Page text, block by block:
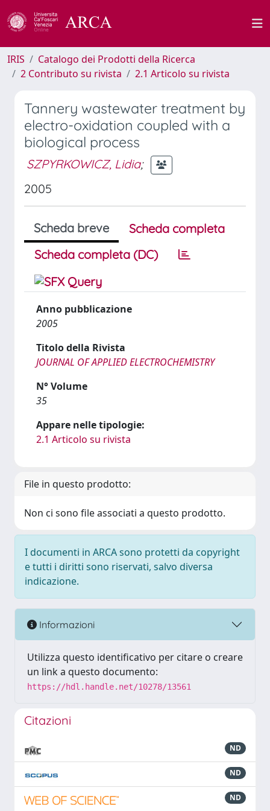
IRIS
Catalogo dei Prodotti della Ricerca
2 Contributo su rivista
2.1 Articolo su rivista
Tannery wastewater treatment by
electro-oxidation coupled with a
biological process
SZPYRKOWICZ, Lidia;
2005
Scheda breve
Scheda completa
Scheda completa (DC)
Anno pubblicazione
2005
Titolo della Rivista
JOURNAL OF APPLIED ELECTROCHEMISTRY
N° Volume
35
Appare nelle tipologie:
2.1 Articolo su rivista
File in questo prodotto:
Non ci sono file associati a questo prodotto.
I documenti in ARCA sono protetti da copyright
e tutti i diritti sono riservati, salvo diversa
indicazione.
Informazioni
Utilizza questo identificativo per citare o creare
un link a questo documento:
https://hdl.handle.net/10278/13561
Citazioni
ND
ND
ND